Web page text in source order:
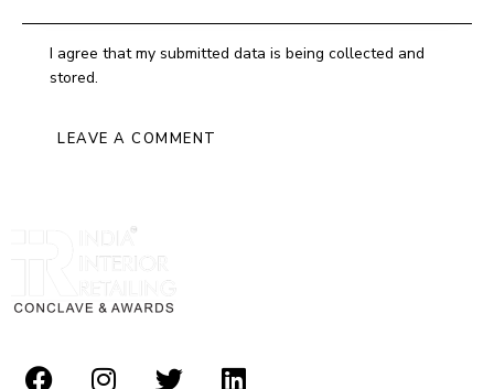
I agree that my submitted data is being collected and
stored.